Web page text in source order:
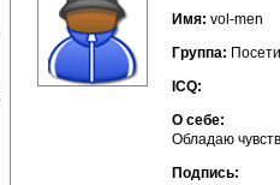
Имя: vol-men
Группа:
ICQ:
О себе:
Обладаю
Подпись: